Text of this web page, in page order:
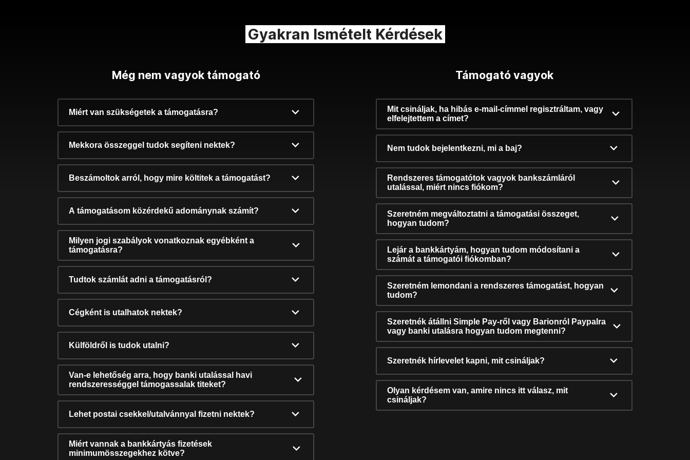
Gyakran Ismételt Kérdések
Még nem vagyok támogató
Miért van szükségetek a támogatásra?
Mekkora összeggel tudok segíteni nektek?
Beszámoltok arról, hogy mire költitek a támogatást?
A támogatásom közérdekű adománynak számít?
Milyen jogi szabályok vonatkoznak egyébként a
támogatásra?
Tudtok számlát adni a támogatásról?
Cégként is utalhatok nektek?
Külföldről is tudok utalni?
Van-e lehetőség arra, hogy banki utalással havi
rendszerességgel támogassalak titeket?
Lehet postai csekkel/utalvánnyal fizetni nektek?
Miért vannak a bankkártyás fizetések
minimumösszegekhez kötve?
Támogató vagyok
Mit csináljak, ha hibás e-mail-címmel regisztráltam, vagy
elfelejtettem a címet?
Nem tudok bejelentkezni, mi a baj?
Rendszeres támogatótok vagyok bankszámláról
utalással, miért nincs fiókom?
Szeretném megváltoztatni a támogatási összeget,
hogyan tudom?
Lejár a bankkártyám, hogyan tudom módosítani a
számát a támogatói fiókomban?
Szeretném lemondani a rendszeres támogatást, hogyan
tudom?
Szeretnék átállni Simple Pay-ről vagy Barionról Paypalra
vagy banki utalásra hogyan tudom megtenni?
Szeretnék hírlevelet kapni, mit csináljak?
Olyan kérdésem van, amire nincs itt válasz, mit
csináljak?